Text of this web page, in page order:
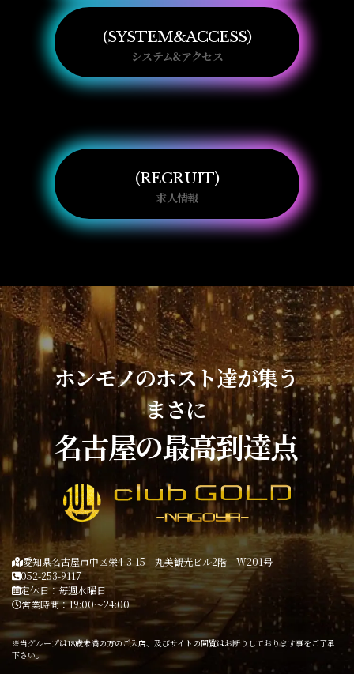
SYSTEM&ACCESS
システム&アクセス
RECRUIT
求人情報
ホンモノのホスト達が集う
まさに
名古屋の最高到達点
愛知県名古屋市中区栄4-3-15 丸美観光ビル2階 W201号
052-253-9117
定休日：毎週水曜日
営業時間：19:00～24:00
※当グループは18歳未満の方のご入店、及びサイトの閲覧はお断りしております事をご了承
下さい。